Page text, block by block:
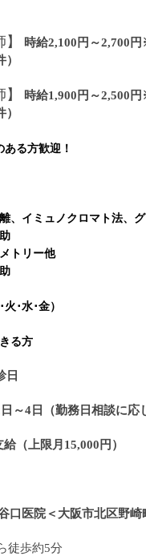
時給2,100円～2,700
時給1,900円～2,500
ある方歓迎！
、イミュノクロマト法、
トリー他
･水･金）
る方
日
～4日（勤務日相談に応
（上限月15,000円）
口医院＜大阪市北区野崎
徒歩約5分